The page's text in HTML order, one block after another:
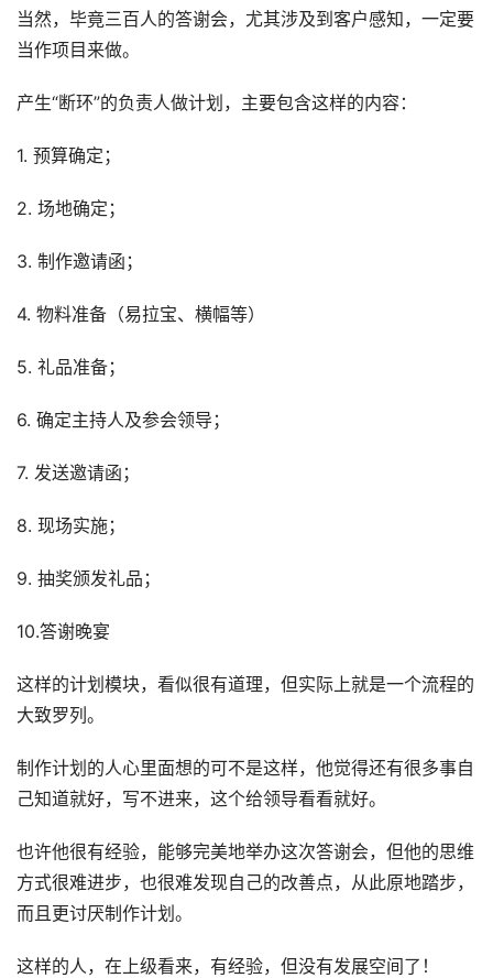
当然，毕竟三百人的答谢会，尤其涉及到客户感知，一定要
当作项目来做。
产生“断环”的负责人做计划，主要包含这样的内容：
1. 预算确定；
2. 场地确定；
3. 制作邀请函；
4. 物料准备（易拉宝、横幅等）
5. 礼品准备；
6. 确定主持人及参会领导；
7. 发送邀请函；
8. 现场实施；
9. 抽奖颁发礼品；
10.答谢晚宴
这样的计划模块，看似很有道理，但实际上就是一个流程的
大致罗列。
制作计划的人心里面想的可不是这样，他觉得还有很多事自
己知道就好，写不进来，这个给领导看看就好。
也许他很有经验，能够完美地举办这次答谢会，但他的思维
方式很难进步，也很难发现自己的改善点，从此原地踏步，
而且更讨厌制作计划。
这样的人，在上级看来，有经验，但没有发展空间了！